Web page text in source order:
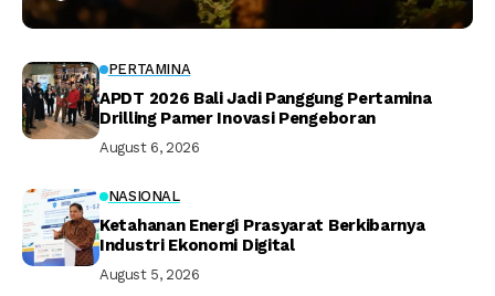
PERTAMINA
APDT 2026 Bali Jadi Panggung Pertamina
Drilling Pamer Inovasi Pengeboran
August 6, 2026
NASIONAL
Ketahanan Energi Prasyarat Berkibarnya
Industri Ekonomi Digital
August 5, 2026